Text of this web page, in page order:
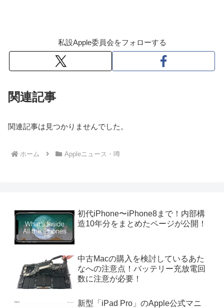
私設Apple委員会をフォローする
関連記事
関連記事は見つかりませんでした。
ホーム Appleニュース・噂
初代iPhone〜iPhone8まで！内部構
造10年分をまとめたページが公開！
中古Macの購入を検討しているあた
なへの注意点！バッテリー充放電回
数に注意が必要！
新型「iPad Pro」のApple公式マニ